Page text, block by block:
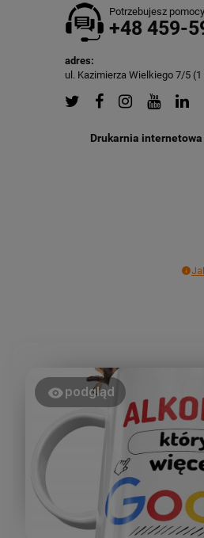
Potrzebujesz
+48 459-
adres:
ul. Kazimierza Wielkiego 7/5
Drukarnia internetowa
podgląd